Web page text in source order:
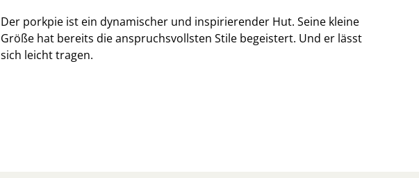
Der porkpie ist ein dynamischer und inspirierender Hut. Seine kleine
Größe hat bereits die anspruchsvollsten Stile begeistert. Und er lässt
sich leicht tragen.